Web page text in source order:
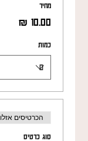
מחיר
כמות
הכרטיסים אזלו
סוג כרטיס